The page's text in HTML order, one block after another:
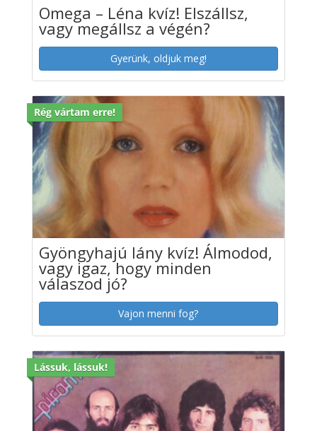
Omega – Léna kvíz! Elszállsz,
vagy megállsz a végén?
Gyerünk, oldjuk meg!
Rég vártam erre!
Gyöngyhajú lány kvíz! Álmodod,
vagy igaz, hogy minden
válaszod jó?
Vajon menni fog?
Lássuk, lássuk!